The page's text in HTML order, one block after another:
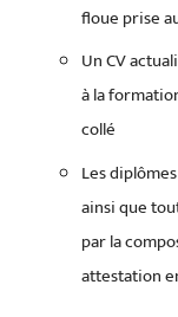
floue prise
Un CV
à la
collé
Les
ainsi que
par la
attestation